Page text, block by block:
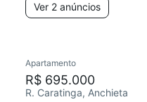
Ver 2 anúncios
Redecorar
Apartamento
R$ 695.000
R. Caratinga, Anchieta